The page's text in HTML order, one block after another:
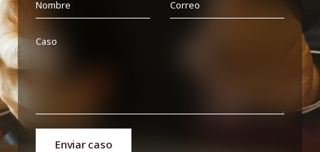
Enviar caso